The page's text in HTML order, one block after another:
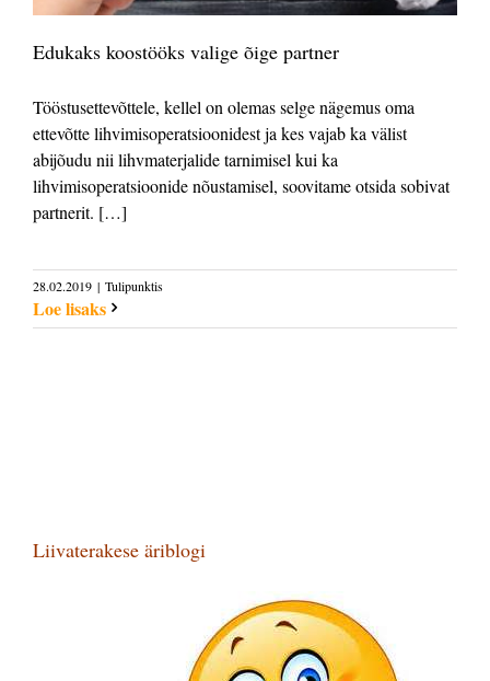
Edukaks koostööks valige õige partner
Tööstusettevõttele, kellel on olemas selge nägemus oma
ettevõtte lihvimisoperatsioonidest ja kes vajab ka välist
abijõudu nii lihvmaterjalide tarnimisel kui ka
lihvimisoperatsioonide nõustamisel, soovitame otsida sobivat
partnerit. […]
28.02.2019 | Tulipunktis
Loe lisaks
Liivaterakese äriblogi